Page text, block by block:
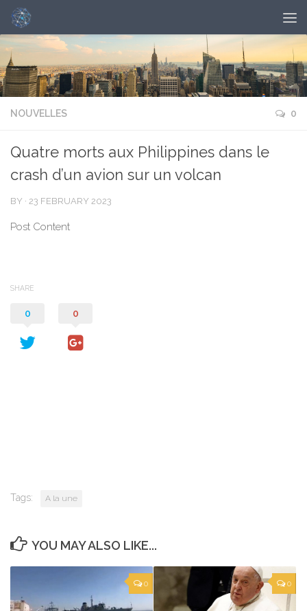
NOUVELLES 0
Quatre morts aux Philippines dans le
crash d’un avion sur un volcan
BY · 23 FEBRUARY 2023
Post Content
SHARE
0 0
Tags: A la une
YOU MAY ALSO LIKE...
0 0